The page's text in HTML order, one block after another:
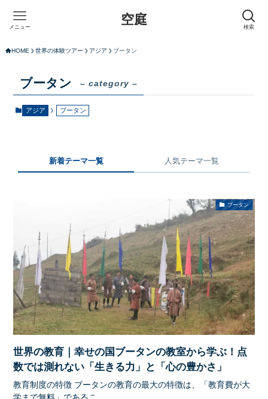
空庭 検索
メニュー
HOME 世界の体験ツアー アジア ブータン
ブータン – category –
アジア ブータン
新着テーマ一覧 人気テーマ一覧
ブータン
世界の教育｜幸せの国ブータンの教室から学ぶ！点
数では測れない「生きる力」と「心の豊かさ」
教育制度の特徴 ブータンの教育の最大の特徴は、「教育費が大